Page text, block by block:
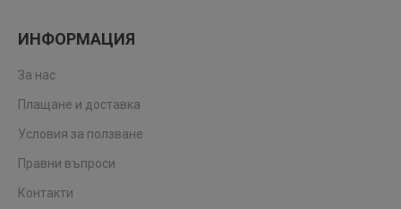
ИНФОРМАЦИЯ
За нас
Плащане и доставка
Условия за ползване
Правни въпроси
Контакти